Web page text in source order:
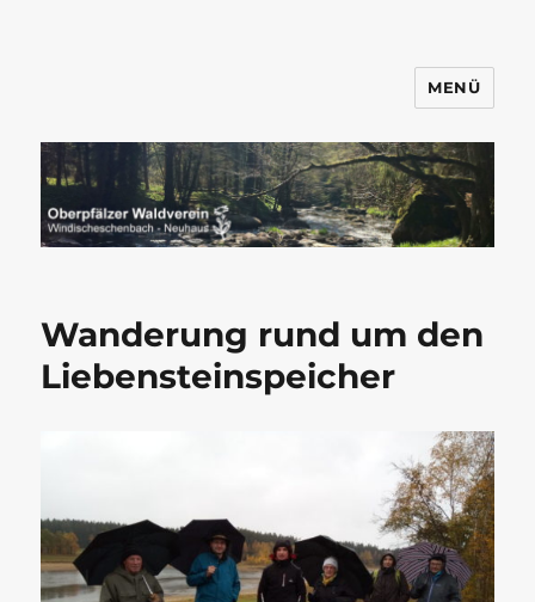
Windischeschenbach-Neuhaus
MENÜ
Wanderung rund um den
Liebensteinspeicher